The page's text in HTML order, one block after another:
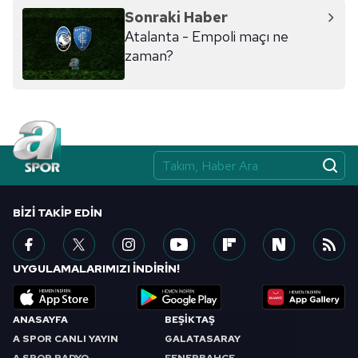
ilgili mevzuata uygun olarak kullanılan çerezlerle ilgili bilgi
almak için lütfen
tıklayınız .
Sonraki Haber
Atalanta - Empoli maçı ne
zaman?
ANASAYFA
A SPOR CANLI YAYIN
BEŞİKTAŞ
GALATASARAY
BIZI TAKIP EDIN
UYGULAMALARIMIZI İNDİRİN!